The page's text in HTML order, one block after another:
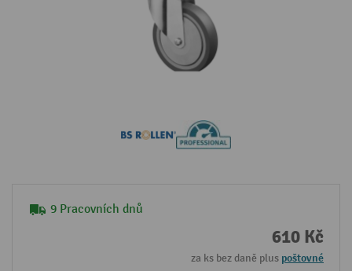
9 Pracovních dnů
610 Kč
za ks bez daně plus poštovné